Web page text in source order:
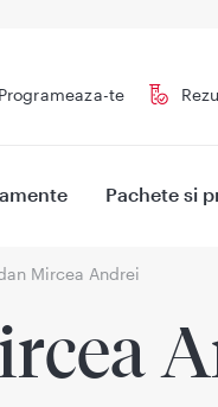
Programeaza-te
Pachete si
Mircea Andrei